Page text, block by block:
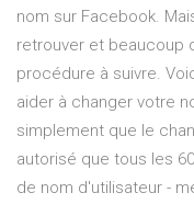
nom sur Facebook.
retrouver et beaucoup
procédure à suivre.
aider à changer votre
simplement que le
autorisé que tous les
de nom d'utilisateur -